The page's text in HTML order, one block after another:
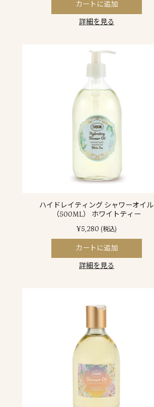
カートに追加
詳細を見る
ハイドレイティング シャワーオイル
（500ML） ホワイトティー
¥5,280 (税込)
カートに追加
詳細を見る